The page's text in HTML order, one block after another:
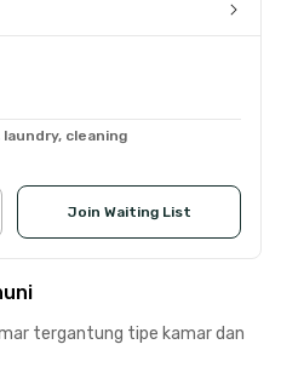
cleaning
Join Waiting List
tergantung tipe kamar dan